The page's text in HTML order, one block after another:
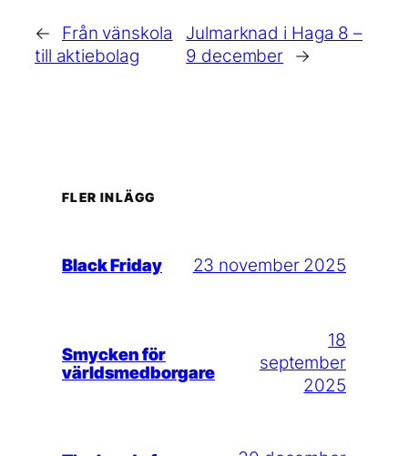
←
Från vänskola
till aktiebolag
Julmarknad i Haga 8 –
9 december
→
FLER INLÄGG
Black Friday 23 november 2025
Smycken för
världsmedborgare
18
september
2025